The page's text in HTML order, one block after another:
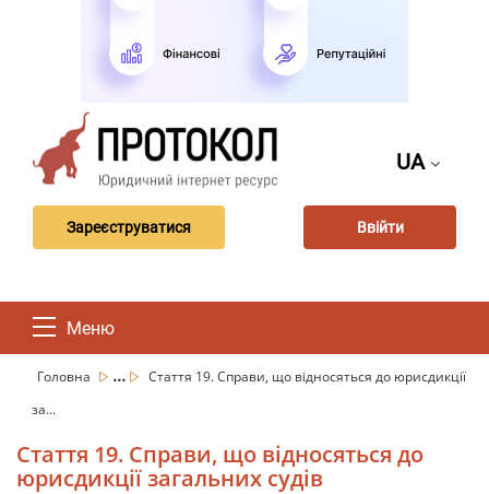
UA
Зареєструватися Ввійти
Меню
Головна ...
Стаття 19. Справи, що відносяться до юрисдикції
за...
Стаття 19. Справи, що відносяться до
юрисдикції загальних судів